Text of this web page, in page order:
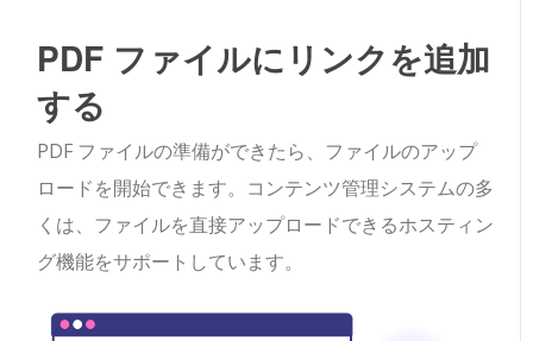
PDF ファイルにリンクを追加
する
PDF ファイルの準備ができたら、ファイルのアップ
ロードを開始できます。コンテンツ管理システムの多
くは、ファイルを直接アップロードできるホスティン
グ機能をサポートしています。